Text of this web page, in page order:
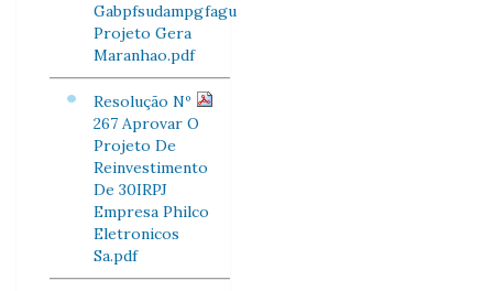
Gabpfsudampgfagu
Projeto Gera
Maranhao.pdf
Resolução Nº
267 Aprovar O
Projeto De
Reinvestimento
De 30IRPJ
Empresa Philco
Eletronicos
Sa.pdf